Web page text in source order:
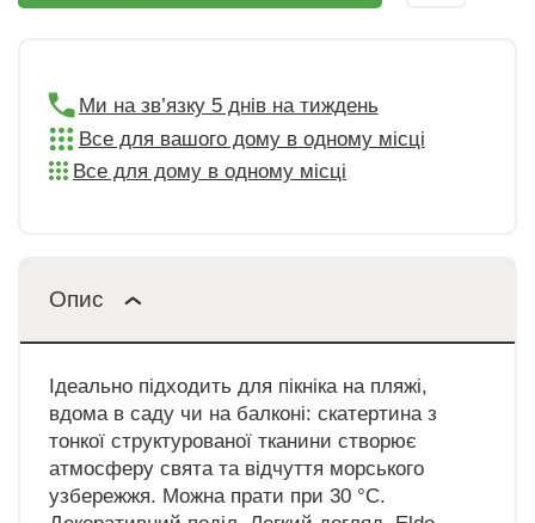
Ми на зв’язку 5 днів на тиждень
Все для вашого дому в одному місці
Все для дому в одному місці
Опис
Ідеально підходить для пікніка на пляжі,
вдома в саду чи на балконі: скатертина з
тонкої структурованої тканини створює
атмосферу свята та відчуття морського
узбережжя. Можна прати при 30 °C.